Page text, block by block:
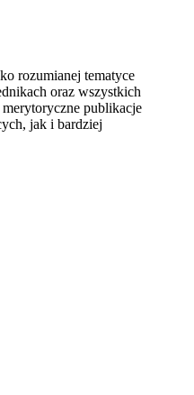
rozumianej tematyce
oraz wszystkich
publikacje
jak i bardziej